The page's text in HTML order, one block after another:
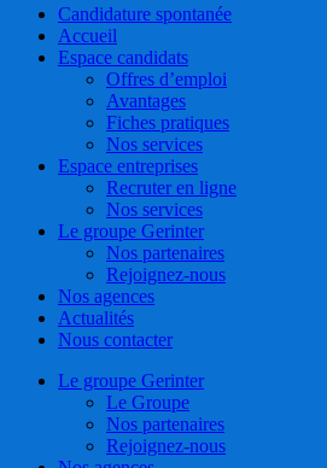
Close
Menu
Candidature spontanée
Accueil
Espace candidats
Offres d’emploi
Avantages
Fiches pratiques
Nos services
Espace entreprises
Recruter en ligne
Nos services
Le groupe Gerinter
Nos partenaires
Rejoignez-nous
Nos agences
Actualités
Nous contacter
Le groupe Gerinter
Le Groupe
Nos partenaires
Rejoignez-nous